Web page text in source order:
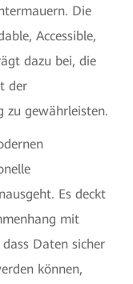
Die
Accessible,
dazu bei, die
der
zu gewährleisten.
Es deckt
mit
Daten sicher
können,